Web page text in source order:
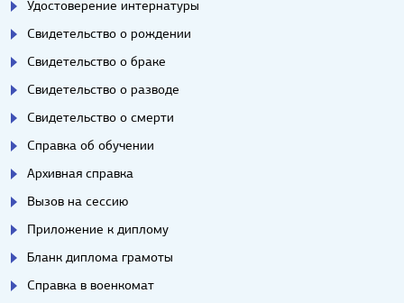
Удостоверение интернатуры
Свидетельство о рождении
Свидетельство о браке
Свидетельство о разводе
Свидетельство о смерти
Справка об обучении
Архивная справка
Вызов на сессию
Приложение к диплому
Бланк диплома грамоты
Справка в военкомат